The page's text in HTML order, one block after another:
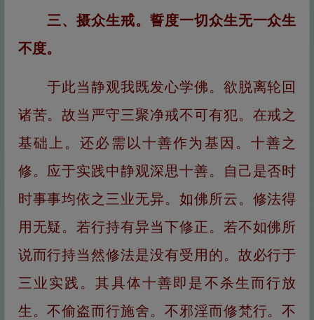
三、摄众生戒。誓度一切众生无一众生
不度。
于此当静观我既发心学佛。欲脱离轮回
诸苦。故当严守三聚净戒不可有犯。在戒之
基础上。还必需以十善作为基因。十善之
修。应于实践中静观深思十善。自己是否时
时事事均依之三业无异。如佛所云。修法得
用无疑。若行持有异当下修正。若不如佛所
说而行持当然修法是没有受用的。故必行于
三业实践。其具体十善即是不杀生而行放
生。不偷盗而行施舍。不邪淫而修梵行。不